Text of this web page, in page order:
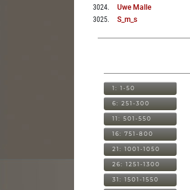
3024. Uwe Malle
3025. S_m_s
1: 1-50
6: 251-300
11: 501-550
16: 751-800
21: 1001-1050
26: 1251-1300
31: 1501-1550